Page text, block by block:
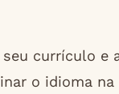
currículo e
o idioma na